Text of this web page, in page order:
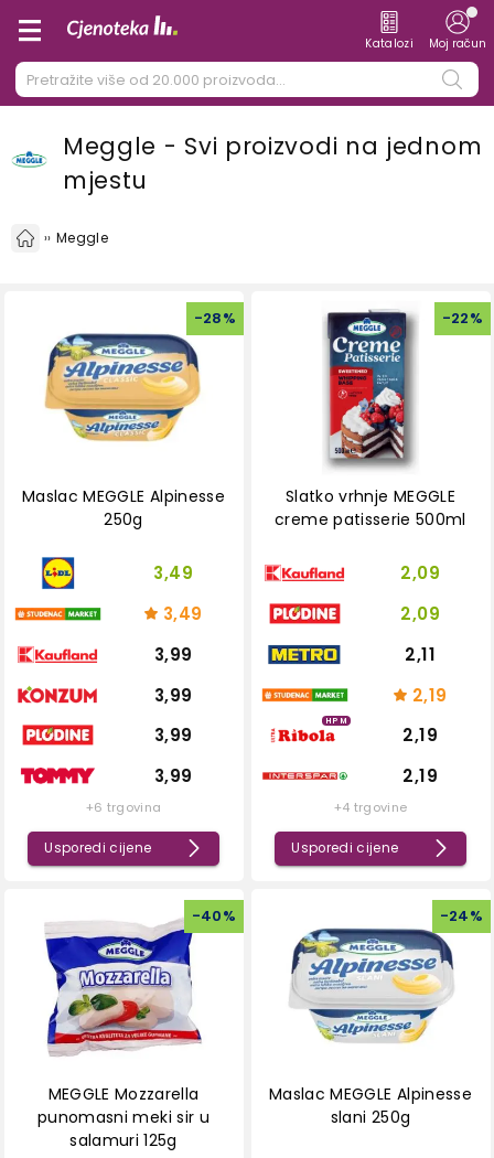
Katalozi Moj račun
Meggle - Svi proizvodi na jednom
mjestu
Meggle
-28%
Maslac MEGGLE Alpinesse
250g
3,49
3,49
3,99
3,99
3,99
3,99
+6 trgovina
Usporedi cijene
-22%
Slatko vrhnje MEGGLE
creme patisserie 500ml
2,09
2,09
2,11
2,19
HPM
2,19
2,19
+4 trgovine
Usporedi cijene
-40%
MEGGLE Mozzarella
punomasni meki sir u
salamuri 125g
-24%
Maslac MEGGLE Alpinesse
slani 250g